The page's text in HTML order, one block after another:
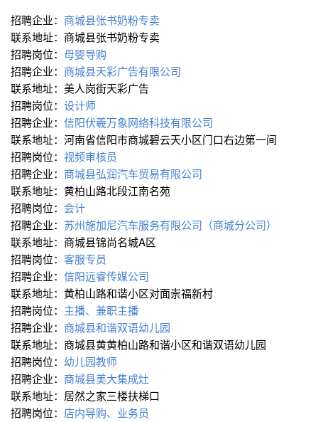
招聘企业： 商城县张书奶粉专卖
联系地址：商城县张书奶粉专卖
招聘岗位： 母婴导购
招聘企业： 商城县天彩广告有限公司
联系地址：美人岗街天彩广告
招聘岗位： 设计师
招聘企业： 信阳伏羲万象网络科技有限公司
联系地址：河南省信阳市商城碧云天小区门口右边第一间
招聘岗位： 视频审核员
招聘企业： 商城县弘润汽车贸易有限公司
联系地址：黄柏山路北段江南名苑
招聘岗位： 会计
招聘企业： 苏州施加尼汽车服务有限公司（商城分公司）
联系地址：商城县锦尚名城A区
招聘岗位： 客服专员
招聘企业： 信阳远睿传媒公司
联系地址：黄柏山路和谐小区对面崇福新村
招聘岗位： 主播、兼职主播
招聘企业： 商城县和谐双语幼儿园
联系地址：商城县黄黄柏山路和谐小区和谐双语幼儿园
招聘岗位： 幼儿园教师
招聘企业： 商城县美大集成灶
联系地址：居然之家三楼扶梯口
招聘岗位： 店内导购、业务员